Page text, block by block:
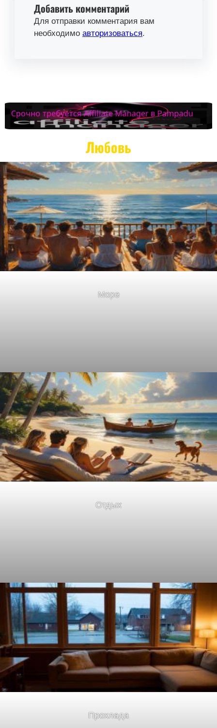
Добавить комментарий
Для отправки комментария вам
необходимо авторизоваться.
Любовь
Море
Отдых
Прохлада